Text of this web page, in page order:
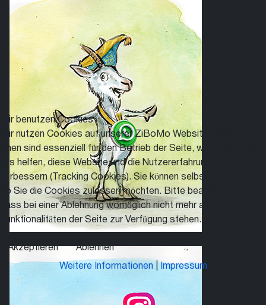
Wir benutzen Cookies
Wir nutzen Cookies auf unserer ZiBoMo Website. Einige von
ihnen sind essenziell für den Betrieb der Seite, während andere
uns helfen, diese Website und die Nutzererfahrung zu
verbessern (Tracking Cookies). Sie können selbst entscheiden,
ob Sie die Cookies zulassen möchten. Bitte beachten Sie,
dass bei einer Ablehnung womöglich nicht mehr alle
Funktionalitäten der Seite zur Verfügung stehen.
Akzeptieren Ablehnen
Weitere Informationen| Impressum